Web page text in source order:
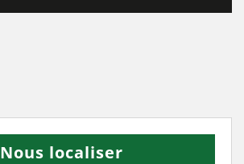
Nous localiser